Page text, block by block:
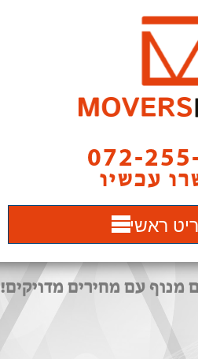
072-
עכשיו
ראשי
מנוף עם מחירים מדויקים!